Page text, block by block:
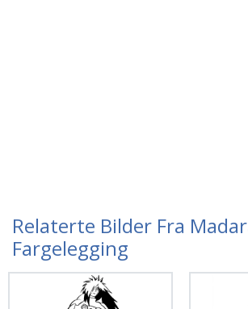
Relaterte Bilder Fra
Fargelegging